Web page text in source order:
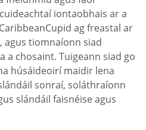
iontaobhais ar a
ag freastal ar
agus tiomnaíonn siad
a chosaint. Tuigeann siad go
húsáideoirí maidir lena
sonraí, soláthraíonn
slándáil faisnéise agus